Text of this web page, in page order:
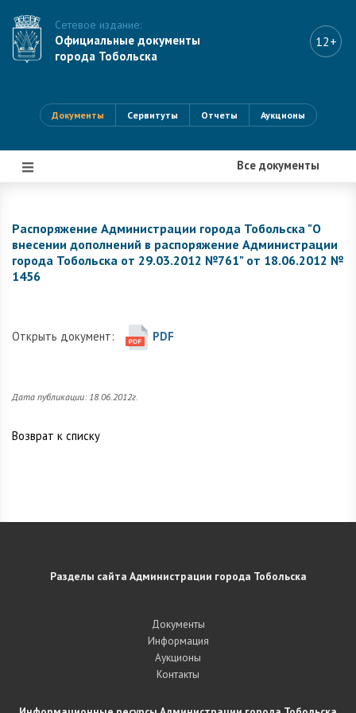
Сетевое издание:
Официальные документы
города Тобольска
12+
Документы Сервитуты Отчеты Аукционы
Все документы
|||
Распоряжение Администрации города Тобольска "О
внесении дополнений в распоряжение Администрации
города Тобольска от 29.03.2012 №761" от 18.06.2012 №
1456
Открыть документ: PDF
Дата публикации: 18.06.2012г.
Возврат к списку
Разделы сайта Администрации города Тобольска
Документы
Информация
Аукционы
Контакты